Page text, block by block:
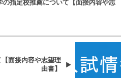
の指定校推薦について【面接内容や志
面接内容や志望理
由書】